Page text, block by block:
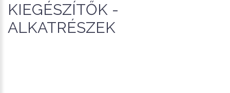
KIEGÉSZÍTŐK -
ALKATRÉSZEK